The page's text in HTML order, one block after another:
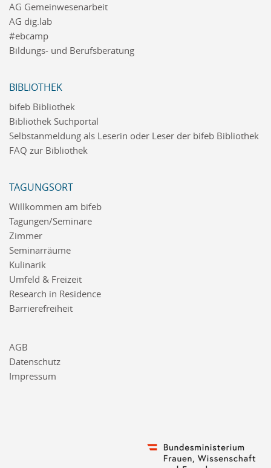
AG Gemeinwesenarbeit
AG dig.lab
#ebcamp
Bildungs- und Berufsberatung
BIBLIOTHEK
bifeb Bibliothek
Bibliothek Suchportal
Selbstanmeldung als Leserin oder Leser der bifeb Bibliothek
FAQ zur Bibliothek
TAGUNGSORT
Willkommen am bifeb
Tagungen/Seminare
Zimmer
Seminarräume
Kulinarik
Umfeld & Freizeit
Research in Residence
Barrierefreiheit
AGB
Datenschutz
Impressum